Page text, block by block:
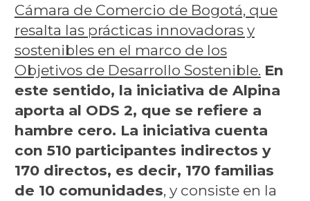
Cámara de Comercio de Bogotá, que
resalta las prácticas innovadoras y
sostenibles en el marco de los
Objetivos de Desarrollo Sostenible. En
este sentido, la iniciativa de Alpina
aporta al ODS 2, que se refiere a
hambre cero. La iniciativa cuenta
con 510 participantes indirectos y
170 directos, es decir, 170 familias
de 10 comunidades, y consiste en la